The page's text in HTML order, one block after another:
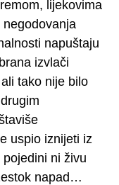
lijekovima
napuštaju
izvlači
tako nije bilo
uspio iznijeti iz
ni živu
napad…